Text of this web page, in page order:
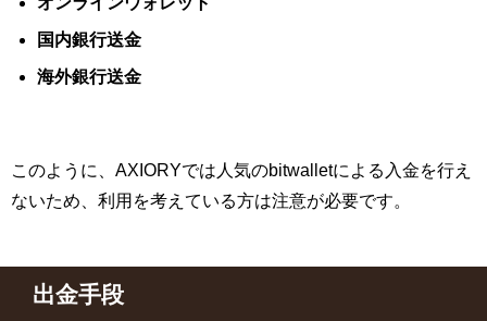
国内銀行送金
海外銀行送金
このように、AXIORYでは人気のbitwalletによる入金を行え
ないため、利用を考えている方は注意が必要です。
出金手段